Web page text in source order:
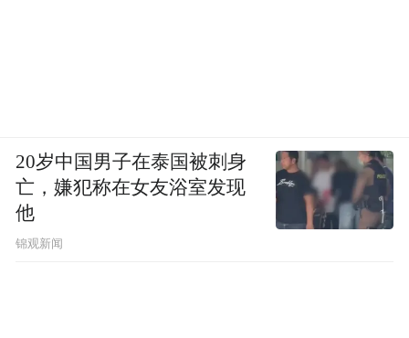
20岁中国男子在泰国被刺身
亡，嫌犯称在女友浴室发现
他
锦观新闻